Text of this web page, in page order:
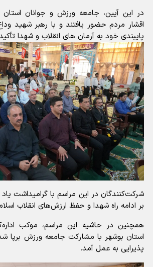
در این آیین، جامعه ورزش و جوانان استان
اقشار مردم حضور یافتند و با رهبر شهید
پایبندی خود به آرمان های انقلاب و شهدا
شرکت‌کنندگان در این مراسم با گرامیداشت
بر ادامه راه شهدا و حفظ ارزش‌های انقلاب
همچنین در حاشیه این مراسم، موکب
استان بوشهر با مشارکت جامعه ورزش برپا
پذیرایی به عمل آمد.